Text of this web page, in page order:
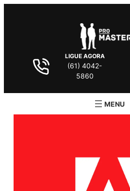
LIGUE AGORA
(61) 4042-
5860